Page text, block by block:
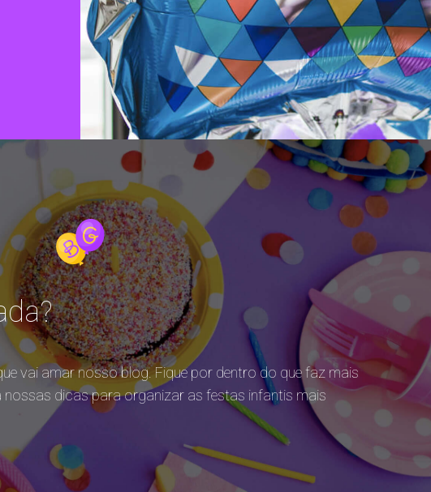
vai amar nosso blog. Fique por dentro do que faz mais
nossas dicas para organizar as festas infantis mais